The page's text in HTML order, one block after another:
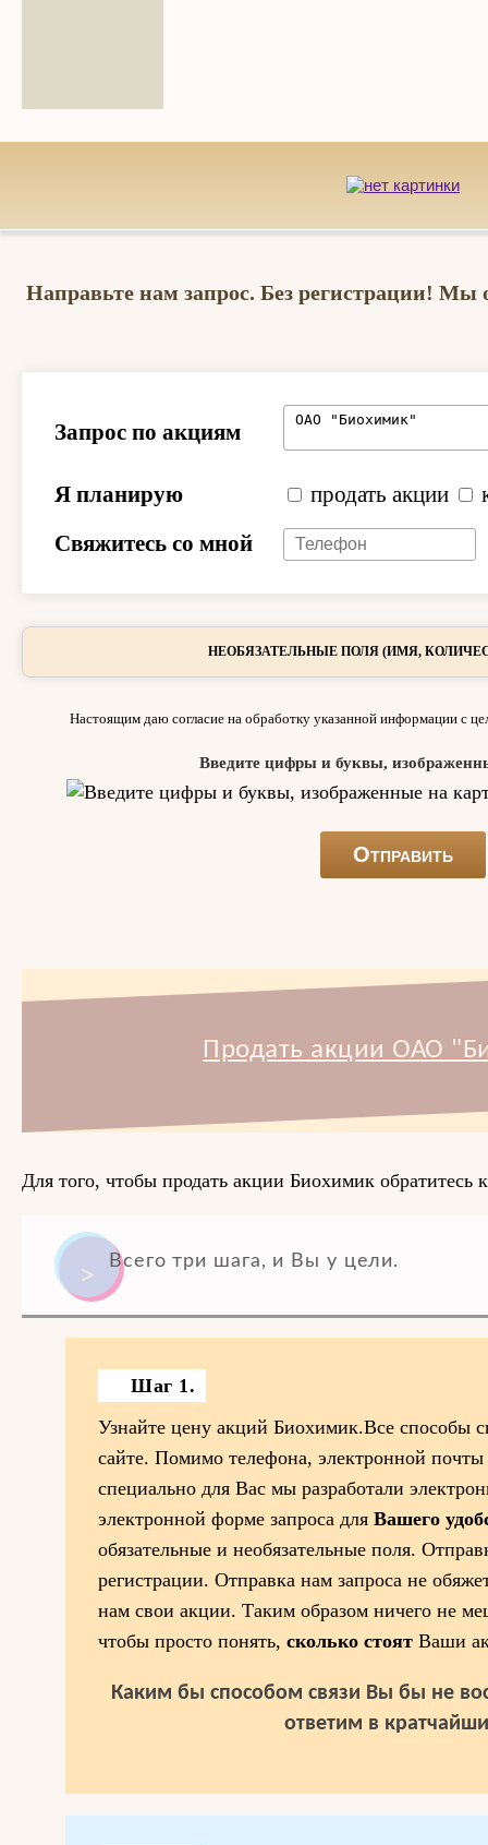
Направьте нам запрос. Без регистрации! Мы
Запрос по акциям
Я планирую продать акции
Свяжитесь со мной
НЕОБЯЗАТЕЛЬНЫЕ ПОЛЯ (ИМЯ,
Настоящим даю согласие на обработку указанной информации с
Введите цифры и буквы,
Продать акции ОАО
Для того, чтобы продать акции Биохимик обратитесь
Всего три шага, и Вы у цели.
Шаг 1.
Узнайте цену акций Биохимик.Все способы
сайте. Помимо телефона, электронной
специально для Вас мы разработали
электронной форме запроса для Вашего
обязательные и необязательные поля.
регистрации. Отправка нам запроса не
нам свои акции. Таким образом ничего не
чтобы просто понять, сколько стоят Ваши
Каким бы способом связи Вы бы не
ответим в